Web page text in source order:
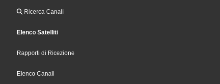
Ricerca Canali
Elenco Satelliti
Rapporti di Ricezione
Elenco Canali